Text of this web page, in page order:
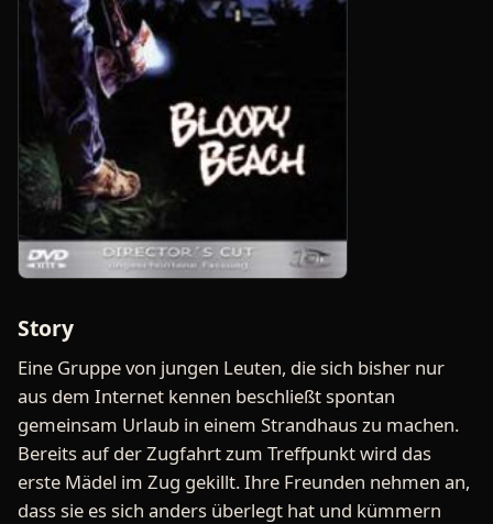
Story
Eine Gruppe von jungen Leuten, die sich bisher nur
aus dem Internet kennen beschließt spontan
gemeinsam Urlaub in einem Strandhaus zu machen.
Bereits auf der Zugfahrt zum Treffpunkt wird das
erste Mädel im Zug gekillt. Ihre Freunden nehmen an,
dass sie es sich anders überlegt hat und kümmern